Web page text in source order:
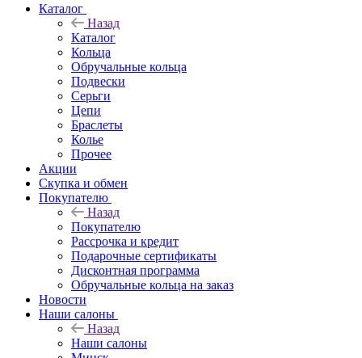
Каталог
Назад
Каталог
Кольца
Обручальные кольца
Подвески
Серьги
Цепи
Браслеты
Колье
Прочее
Акции
Скупка и обмен
Покупателю
Назад
Покупателю
Рассрочка и кредит
Подарочные сертификаты
Дисконтная программа
Обручальные кольца на заказ
Новости
Наши салоны
Назад
Наши салоны